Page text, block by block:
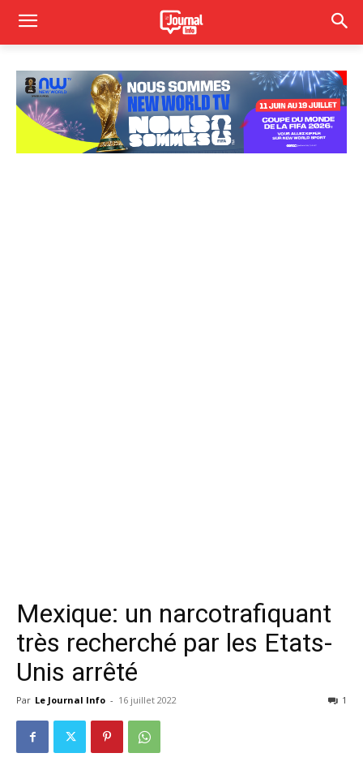
Mexique: un narcotrafiquant
très recherché par les Etats-
Unis arrêté
Par Le Journal Info - 16 juillet 2022 1